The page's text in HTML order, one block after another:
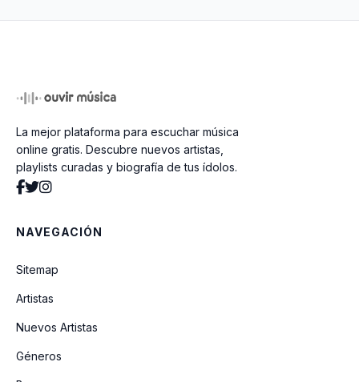
Borron y Cuenta Nueva
Ya No
La mejor plataforma para escuchar música
online gratis. Descubre nuevos artistas,
playlists curadas y biografía de tus ídolos.
NAVEGACIÓN
Sitemap
Artistas
Nuevos Artistas
Géneros